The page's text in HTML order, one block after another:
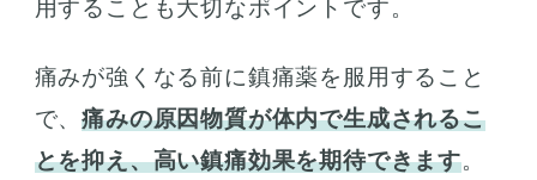
用することも大切なポイントです。
痛みが強くなる前に鎮痛薬を服用すること
で、痛みの原因物質が体内で生成されるこ
とを抑え、高い鎮痛効果を期待できます。